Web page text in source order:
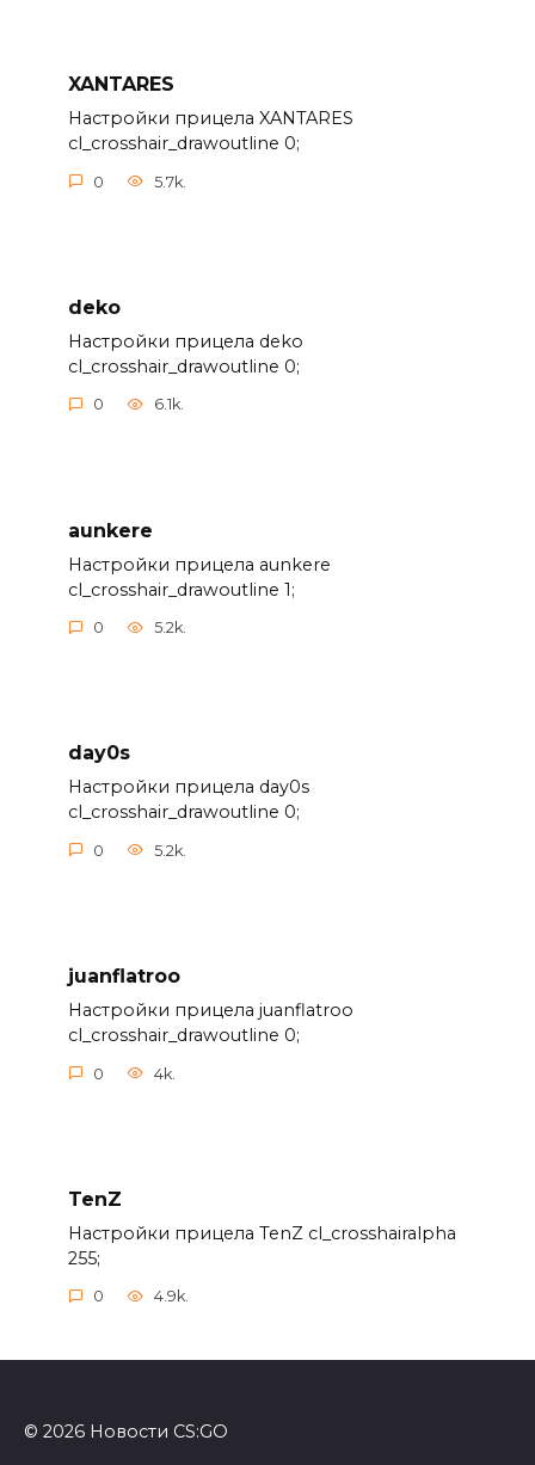
XANTARES
Настройки прицела XANTARES
cl_crosshair_drawoutline 0;
0 5.7k.
deko
Настройки прицела deko
cl_crosshair_drawoutline 0;
0 6.1k.
aunkere
Настройки прицела aunkere
cl_crosshair_drawoutline 1;
0 5.2k.
day0s
Настройки прицела day0s
cl_crosshair_drawoutline 0;
0 5.2k.
juanflatroo
Настройки прицела juanflatroo
cl_crosshair_drawoutline 0;
0 4k.
TenZ
Настройки прицела TenZ cl_crosshairalpha
255;
0 4.9k.
© 2026 Новости CS:GO